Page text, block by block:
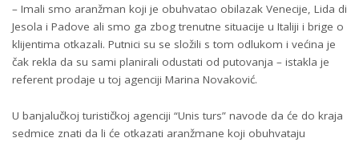
– Imali smo aranžman koji je obuhvatao obilazak Venecije, Lida di
Jesola i Padove ali smo ga zbog trenutne situacije u Italiji i brige o
klijentima otkazali. Putnici su se složili s tom odlukom i većina je
čak rekla da su sami planirali odustati od putovanja – istakla je
referent prodaje u toj agenciji Marina Novaković.
U banjalučkoj turističkoj agenciji “Unis turs” navode da će do kraja
sedmice znati da li će otkazati aranžmane koji obuhvataju